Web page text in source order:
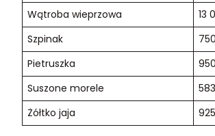
Wątroba wieprzowa
13
Szpinak
Pietruszka
Suszone morele
Żółtko jaja